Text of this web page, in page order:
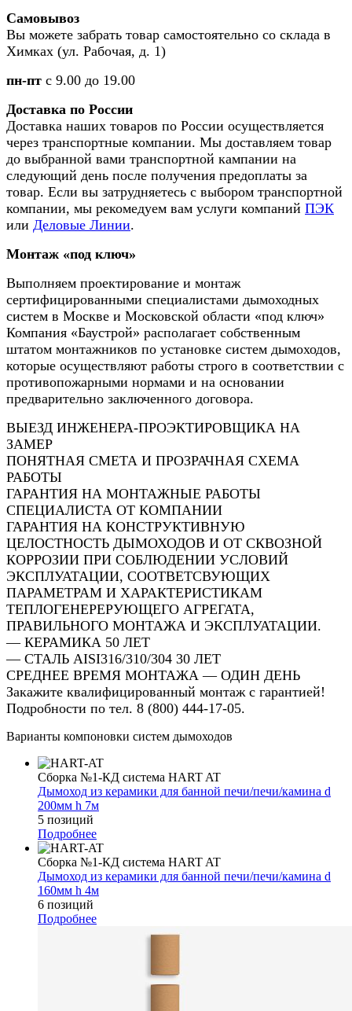
Самовывоз
Вы можете забрать товар самостоятельно со склада в
Химках (ул. Рабочая, д. 1)
пн-пт с 9.00 до 19.00
Доставка по России
Доставка наших товаров по России осуществляется
через транспортные компании. Мы доставляем товар
до выбранной вами транспортной кампании на
следующий день после получения предоплаты за
товар. Если вы затрудняетесь с выбором транспортной
компании, мы рекомедуем вам услуги компаний ПЭК
или Деловые Линии.
Монтаж «под ключ»
Выполняем проектирование и монтаж
сертифицированными специалистами дымоходных
систем в Москве и Московской области «под ключ»
Компания «Баустрой» располагает собственным
штатом монтажников по установке систем дымоходов,
которые осуществляют работы строго в соответствии с
противопожарными нормами и на основании
предварительно заключенного договора.
ВЫЕЗД ИНЖЕНЕРА-ПРОЭКТИРОВЩИКА НА
ЗАМЕР
ПОНЯТНАЯ СМЕТА И ПРОЗРАЧНАЯ СХЕМА
РАБОТЫ
ГАРАНТИЯ НА МОНТАЖНЫЕ РАБОТЫ
СПЕЦИАЛИСТА ОТ КОМПАНИИ
ГАРАНТИЯ НА КОНСТРУКТИВНУЮ
ЦЕЛОСТНОСТЬ ДЫМОХОДОВ И ОТ СКВОЗНОЙ
КОРРОЗИИ ПРИ СОБЛЮДЕНИИ УСЛОВИЙ
ЭКСПЛУАТАЦИИ, СООТВЕТСВУЮЩИХ
ПАРАМЕТРАМ И ХАРАКТЕРИСТИКАМ
ТЕПЛОГЕНЕРЕРУЮЩЕГО АГРЕГАТА,
ПРАВИЛЬНОГО МОНТАЖА И ЭКСПЛУАТАЦИИ.
— КЕРАМИКА 50 ЛЕТ
— СТАЛЬ AISI316/310/304 30 ЛЕТ
СРЕДНЕЕ ВРЕМЯ МОНТАЖА — ОДИН ДЕНЬ
Закажите квалифицированный монтаж с гарантией!
Подробности по тел. 8 (800) 444-17-05.
Варианты компоновки систем дымоходов
Сборка №1-КД система HART AT
Дымоход из керамики для банной печи/печи/камина d
200мм h 7м
5 позиций
Подробнее
Сборка №1-КД система HART AT
Дымоход из керамики для банной печи/печи/камина d
160мм h 4м
6 позиций
Подробнее